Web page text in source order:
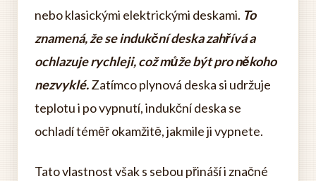
nebo klasickými elektrickými deskami. To
znamená, že se indukční deska zahřívá a
ochlazuje rychleji, což může být pro někoho
nezvyklé.Zatímco plynová deska si udržuje
teplotu i po vypnutí, indukční deska se
ochladí téměř okamžitě, jakmile ji vypnete.
Tato vlastnost však s sebou přináší i značné